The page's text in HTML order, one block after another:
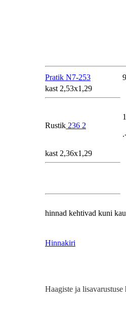
Pratik N7-253
kast 2,53x1,29
Rustik 236 2
kast 2,36x1,29
hinnad kehtivad kuni
Hinnakiri
Haagiste ja